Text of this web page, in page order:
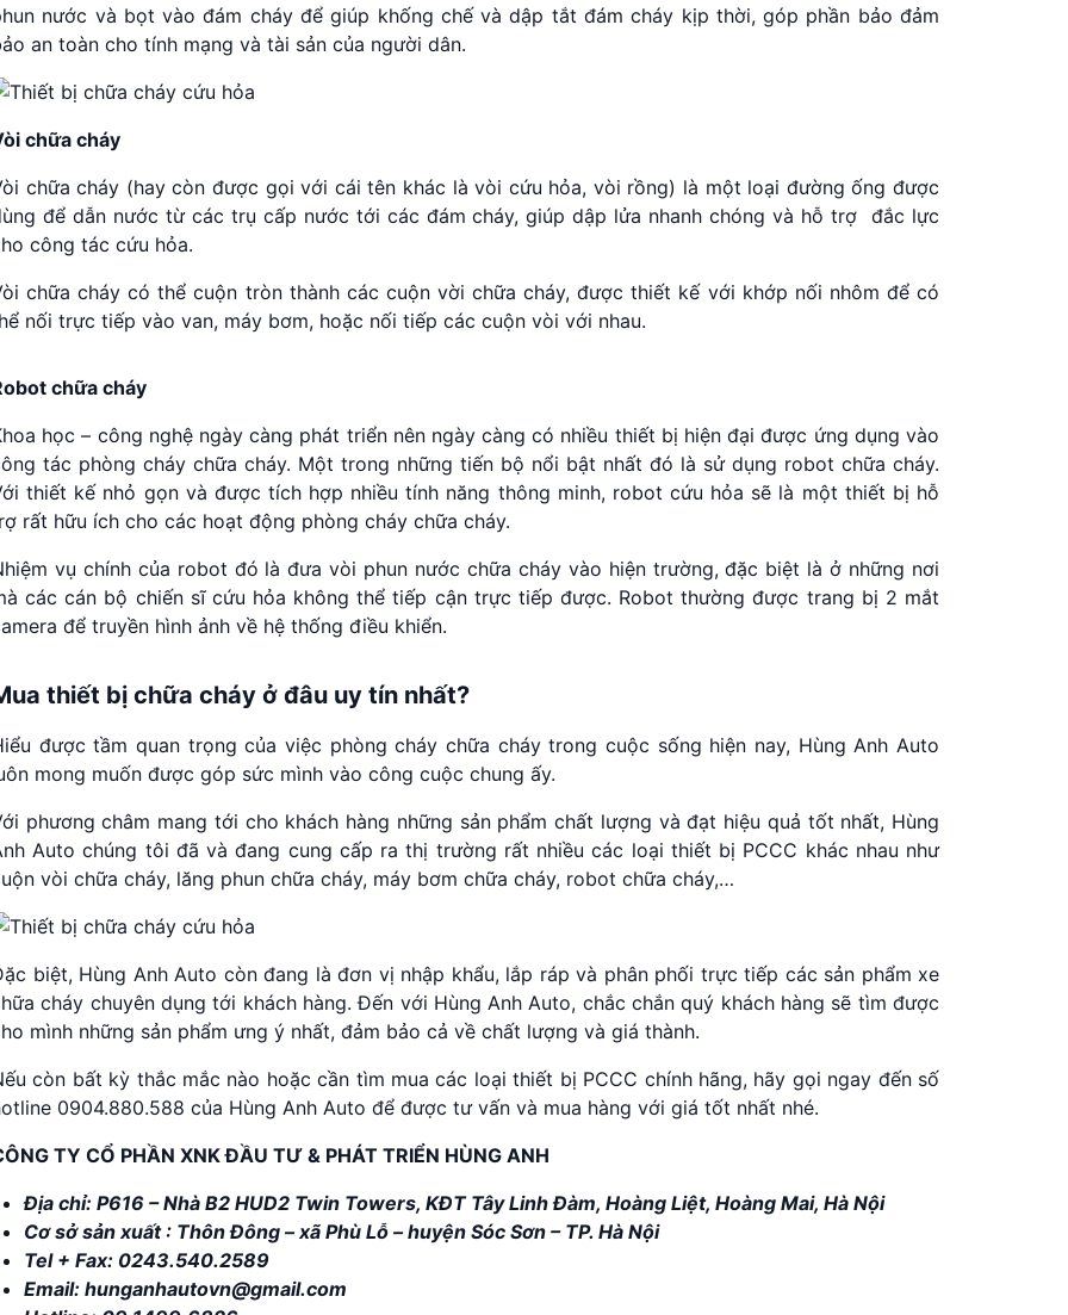
nước và bọt vào đám cháy để giúp khống chế và dập tắt đám cháy kịp thời, góp phần bảo đảm
an toàn cho tính mạng và tài sản của người dân.
chữa cháy
chữa cháy (hay còn được gọi với cái tên khác là vòi cứu hỏa, vòi rồng) là một loại đường ống được
để dẫn nước từ các trụ cấp nước tới các đám cháy, giúp dập lửa nhanh chóng và hỗ trợ đắc lực
công tác cứu hỏa.
chữa cháy có thể cuộn tròn thành các cuộn vời chữa cháy, được thiết kế với khớp nối nhôm để có
nối trực tiếp vào van, máy bơm, hoặc nối tiếp các cuộn vòi với nhau.
chữa cháy
học – công nghệ ngày càng phát triển nên ngày càng có nhiều thiết bị hiện đại được ứng dụng vào
tác phòng cháy chữa cháy. Một trong những tiến bộ nổi bật nhất đó là sử dụng robot chữa cháy.
thiết kế nhỏ gọn và được tích hợp nhiều tính năng thông minh, robot cứu hỏa sẽ là một thiết bị hỗ
rất hữu ích cho các hoạt động phòng cháy chữa cháy.
vụ chính của robot đó là đưa vòi phun nước chữa cháy vào hiện trường, đặc biệt là ở những nơi
các cán bộ chiến sĩ cứu hỏa không thể tiếp cận trực tiếp được. Robot thường được trang bị 2 mắt
để truyền hình ảnh về hệ thống điều khiển.
thiết bị chữa cháy ở đâu uy tín nhất?
được tầm quan trọng của việc phòng cháy chữa cháy trong cuộc sống hiện nay, Hùng Anh Auto
mong muốn được góp sức mình vào công cuộc chung ấy.
phương châm mang tới cho khách hàng những sản phẩm chất lượng và đạt hiệu quả tốt nhất, Hùng
Auto chúng tôi đã và đang cung cấp ra thị trường rất nhiều các loại thiết bị PCCC khác nhau như
vòi chữa cháy, lăng phun chữa cháy, máy bơm chữa cháy, robot chữa cháy,…
biệt, Hùng Anh Auto còn đang là đơn vị nhập khẩu, lắp ráp và phân phối trực tiếp các sản phẩm xe
cháy chuyên dụng tới khách hàng. Đến với Hùng Anh Auto, chắc chắn quý khách hàng sẽ tìm được
mình những sản phẩm ưng ý nhất, đảm bảo cả về chất lượng và giá thành.
còn bất kỳ thắc mắc nào hoặc cần tìm mua các loại thiết bị PCCC chính hãng, hãy gọi ngay đến số
0904.880.588 của Hùng Anh Auto để được tư vấn và mua hàng với giá tốt nhất nhé.
TY CỔ PHẦN XNK ĐẦU TƯ & PHÁT TRIỂN HÙNG ANH
Địa chỉ: P616 – Nhà B2 HUD2 Twin Towers, KĐT Tây Linh Đàm, Hoàng Liệt, Hoàng Mai, Hà Nội
Cơ sở sản xuất : Thôn Đông – xã Phù Lỗ – huyện Sóc Sơn – TP. Hà Nội
Tel + Fax: 0243.540.2589
Email: hunganhautovn@gmail.com